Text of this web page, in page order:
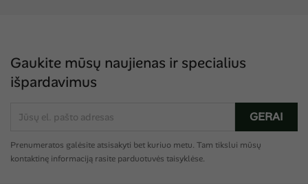
Gaukite mūsų naujienas ir specialius
išpardavimus
Prenumeratos galėsite atsisakyti bet kuriuo metu. Tam tikslui mūsų
kontaktinę informaciją rasite parduotuvės taisyklėse.